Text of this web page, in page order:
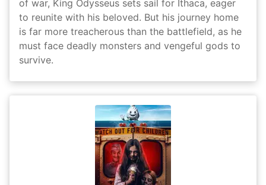
of war, King Odysseus sets sail for Ithaca, eager
to reunite with his beloved. But his journey home
is far more treacherous than the battlefield, as he
must face deadly monsters and vengeful gods to
survive.